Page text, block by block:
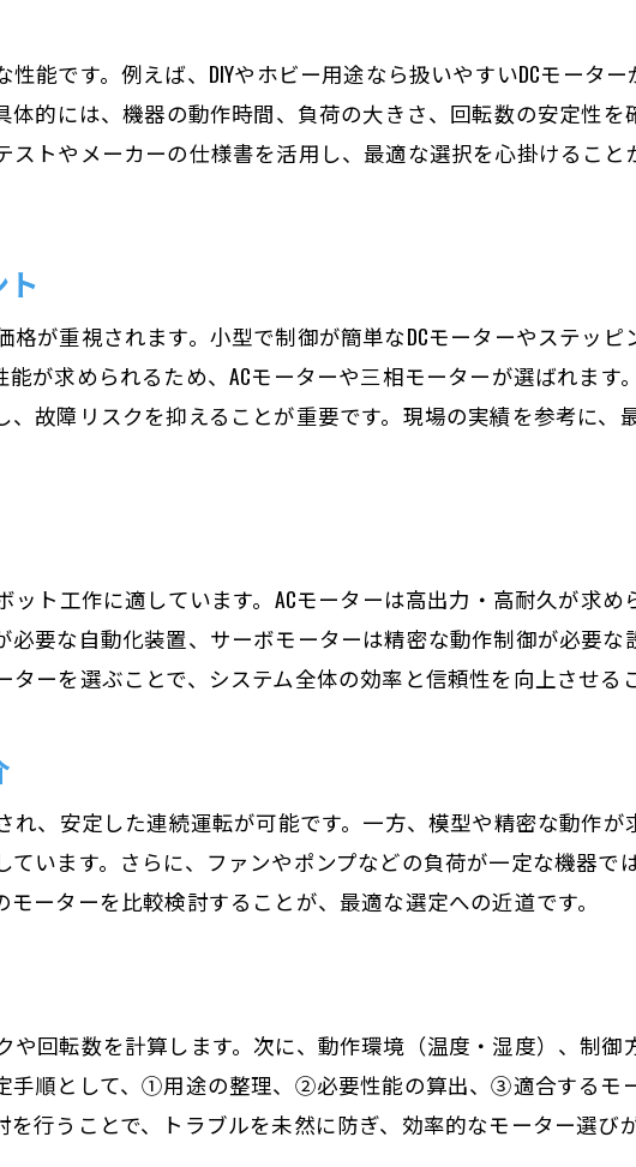
相モーターの選び方と実例紹介
モーター選定のポイントをまとめて紹介
ーター選びで重視すべき最適化ポイント
切なモーター選定の判断基準を解説
ーター種類別の選び方総まとめ
践で役立つモーター選定のポイント集
能です。例えば、DIYやホビー用途なら扱いやすいDCモータ
体的には、機器の動作時間、負荷の大きさ、回転数の安定性
トやメーカーの仕様書を活用し、最適な選択を心掛けること
が重視されます。小型で制御が簡単なDCモーターやステッ
が求められるため、ACモーターや三相モーターが選ばれます
故障リスクを抑えることが重要です。現場の実績を参考に、
ト工作に適しています。ACモーターは高出力・高耐久が求
要な自動化装置、サーボモーターは精密な動作制御が必要な
ーを選ぶことで、システム全体の効率と信頼性を向上させる
れ、安定した連続運転が可能です。一方、模型や精密な動作
います。さらに、ファンやポンプなどの負荷が一定な機器で
ーターを比較検討することが、最適な選定への近道です。
回転数を計算します。次に、動作環境（温度・湿度）、制御
手順として、①用途の整理、②必要性能の算出、③適合する
行うことで、トラブルを未然に防ぎ、効率的なモーター選び